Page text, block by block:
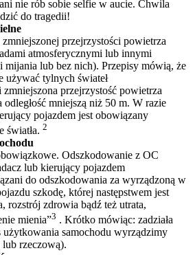
nie rób sobie selfie w aucie. Chwila
do tragedii!
przejrzystości powietrza
atmosferycznymi lub innymi
mijania lub bez nich). Przepisy mówią, że
używać tylnych świateł
przejrzystość powietrza
mniejszą niż 50 m. W razie
pojazdem jest obowiązany
światła. 2
Odszkodowanie z OC
lub kierujący pojazdem
do odszkodowania za wyrządzoną w
szkodę, której następstwem jest
rozstrój zdrowia bądź też utrata,
mienia”3 . Krótko mówiąc: zadziała
samochodu wyrządzimy
rzeczową).